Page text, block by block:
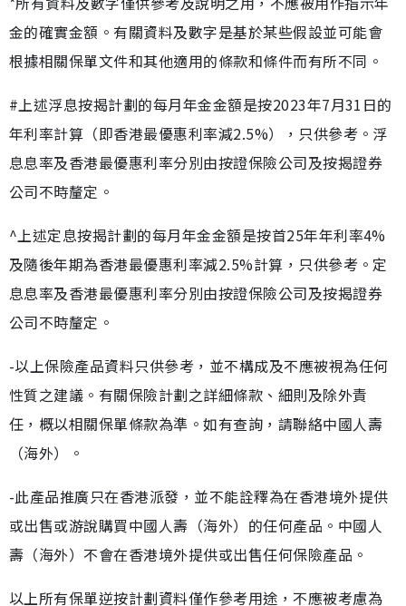
金的確實金額。有關資料及數字是基於某些假設並可能會
根據相關保單文件和其他適用的條款和條件而有所不同。
#上述浮息按揭計劃的每月年金金額是按2023年7月31日的
年利率計算（即香港最優惠利率減2.5%），只供參考。浮
息息率及香港最優惠利率分別由按證保險公司及按揭證券
公司不時釐定。
^上述定息按揭計劃的每月年金金額是按首25年年利率4%
及隨後年期為香港最優惠利率減2.5%計算，只供參考。定
息息率及香港最優惠利率分別由按證保險公司及按揭證券
公司不時釐定。
-以上保險產品資料只供參考，並不構成及不應被視為任何
性質之建議。有關保險計劃之詳細條款、細則及除外責
任，概以相關保單條款為準。如有查詢，請聯絡中國人壽
（海外）。
-此產品推廣只在香港派發，並不能詮釋為在香港境外提供
或出售或游說購買中國人壽（海外）的任何產品。中國人
壽（海外）不會在香港境外提供或出售任何保險產品。
以上所有保單逆按計劃資料僅作參考用途，不應被考慮為